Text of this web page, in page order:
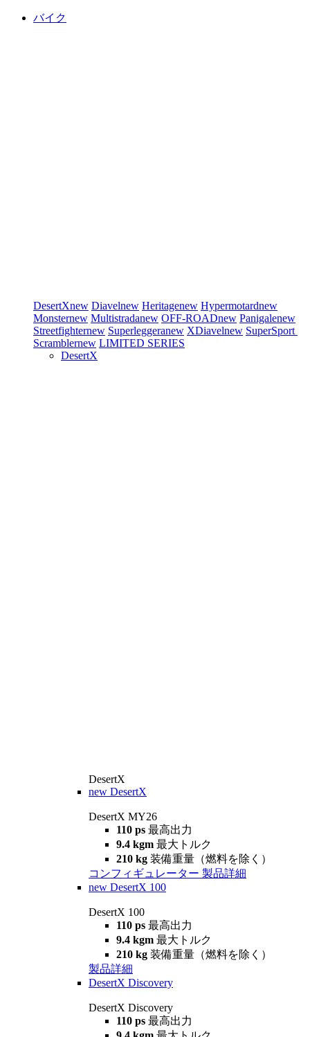
バイク
DesertXnew Diavelnew Heritagenew Hypermotardnew
Monsternew Multistradanew OFF-ROADnew Panigalenew
Streetfighternew Superleggeranew XDiavelnew SuperSport
Scramblernew LIMITED SERIES
DesertX
DesertX
new DesertX
DesertX MY26
110 ps 最高出力
9.4 kgm 最大トルク
210 kg 装備重量（燃料を除く）
コンフィギュレーター 製品詳細
new DesertX 100
DesertX 100
110 ps 最高出力
9.4 kgm 最大トルク
210 kg 装備重量（燃料を除く）
製品詳細
DesertX Discovery
DesertX Discovery
110 ps 最高出力